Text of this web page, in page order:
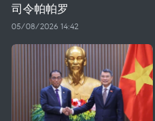
司令帕帕罗
05/08/2026 14:42